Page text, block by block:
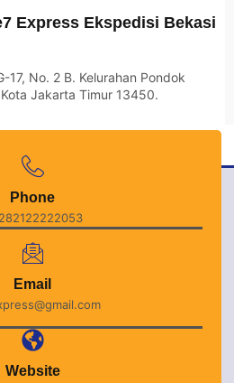
Express Ekspedisi Bekasi
17, No. 2 B. Kelurahan Pondok
Jakarta Timur 13450.
Phone
Email
Website